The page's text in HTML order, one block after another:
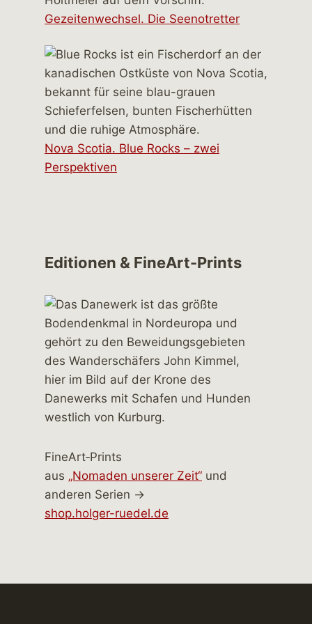
Gezeitenwechsel. Die Seenotretter
Nova Scotia. Blue Rocks – zwei
Perspektiven
Editionen & FineArt-Prints
FineArt‑Prints
aus „Nomaden unserer Zeit“ und
anderen Serien →
shop.holger-ruedel.de